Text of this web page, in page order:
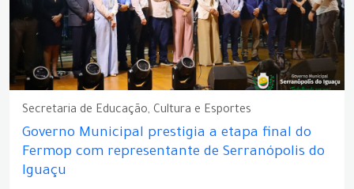
Secretaria de Educação, Cultura e Esportes
Governo Municipal prestigia a etapa final do
Fermop com representante de Serranópolis do
Iguaçu